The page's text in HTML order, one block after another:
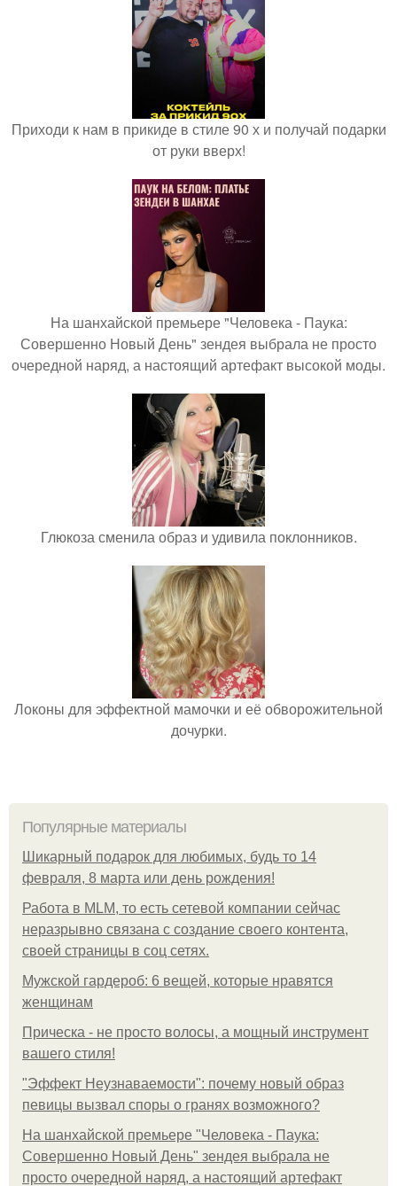
Приходи к нам в прикиде в стиле 90 х и получай подарки
от руки вверх!
На шанхайской премьере "Человека - Паука:
Совершенно Новый День" зендея выбрала не просто
очередной наряд, а настоящий артефакт высокой моды.
Глюкоза сменила образ и удивила поклонников.
Локоны для эффектной мамочки и её обворожительной
дочурки.
Популярные материалы
Шикарный подарок для любимых, будь то 14
февраля, 8 марта или день рождения!
Работа в MLM, то есть сетевой компании сейчас
неразрывно связана с создание своего контента,
своей страницы в соц сетях.
Мужской гардероб: 6 вещей, которые нравятся
женщинам
Прическа - не просто волосы, а мощный инструмент
вашего стиля!
"Эффект Неузнаваемости": почему новый образ
певицы вызвал споры о гранях возможного?
На шанхайской премьере "Человека - Паука:
Совершенно Новый День" зендея выбрала не
просто очередной наряд, а настоящий артефакт